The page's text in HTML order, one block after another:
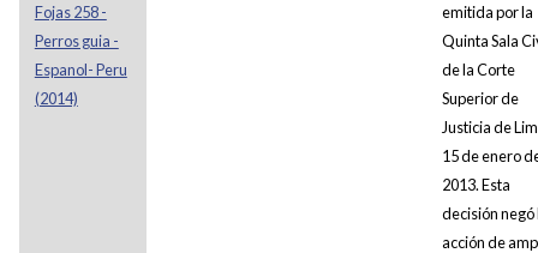
Fojas 258 -
Perros guia -
Espanol- Peru
(2014)
emitida por la
Quinta Sala
de la Corte
Superior de
Justicia de
15 de enero
2013. Esta
decisión negó
acción de